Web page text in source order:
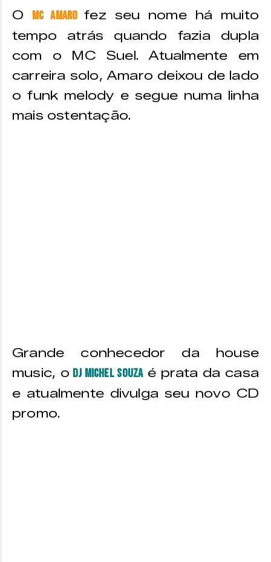
O MC Amaro fez seu nome há muito
tempo atrás quando fazia dupla
com o MC Suel. Atualmente em
carreira solo, Amaro deixou de lado
o funk melody e segue numa linha
mais ostentação.
Grande conhecedor da house
music, o DJ Michel Souzaé prata da casa
e atualmente divulga seu novo CD
promo.